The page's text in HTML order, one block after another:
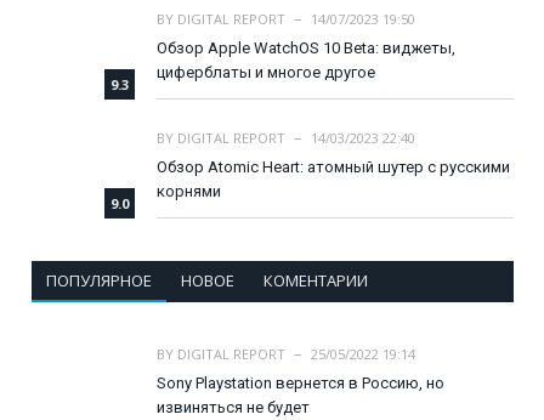
9.3
BY DIGITAL REPORT
14/07/2023 19:50
Обзор Apple WatchOS 10 Beta: виджеты,
циферблаты и многое другое
9.0
BY DIGITAL REPORT
14/03/2023 22:40
Обзор Atomic Heart: атомный шутер с русскими
корнями
ПОПУЛЯРНОЕ НОВОЕ КОМЕНТАРИИ
BY DIGITAL REPORT
25/05/2022 19:14
Sony Playstation вернется в Россию, но
извиняться не будет